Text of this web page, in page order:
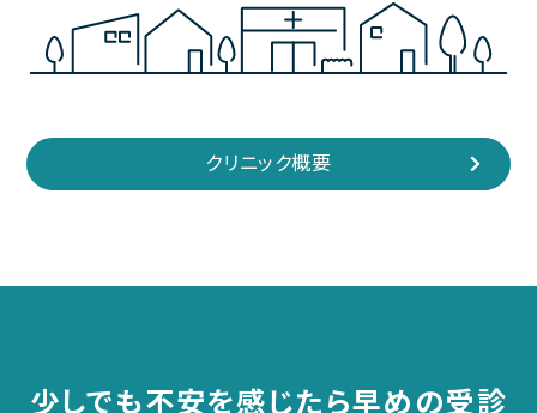
クリニック概要
少しでも不安を感じたら早めの受診